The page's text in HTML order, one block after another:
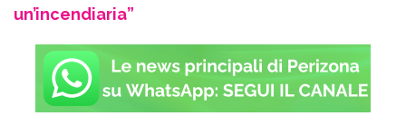
un’incendiaria”